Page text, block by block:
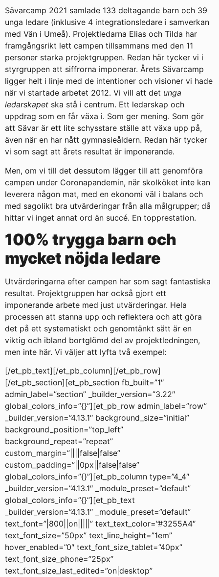
Sävarcamp 2021 samlade 133 deltagande barn och 39
unga ledare (inklusive 4 integrationsledare i samverkan
med Vän i Umeå). Projektledarna Elias och Tilda har
framgångsrikt lett campen tillsammans med den 11
personer starka projektgruppen. Redan här tycker vi i
styrgruppen att siffrorna imponerar. Årets Sävarcamp
ligger helt i linje med de intentioner och visioner vi hade
när vi startade arbetet 2012. Vi vill att det unga
ledarskapet ska stå i centrum. Ett ledarskap och
uppdrag som en får växa i. Som ger mening. Som gör
att Sävar är ett lite schysstare ställe att växa upp på,
även när en har nått gymnasieåldern. Redan här tycker
vi som sagt att årets resultat är imponerande.
Men, om vi till det dessutom lägger till att genomföra
campen under Coronapandemin, när skolköket inte kan
leverera någon mat, med en ekonomi väl i balans och
med sagolikt bra utvärderingar från alla målgrupper; då
hittar vi inget annat ord än succé. En topprestation.
100% trygga barn och
mycket nöjda ledare
Utvärderingarna efter campen har som sagt fantastiska
resultat. Projektgruppen har också gjort ett
imponerande arbete med just utvärderingar. Hela
processen att stanna upp och reflektera och att göra
det på ett systematiskt och genomtänkt sätt är en
viktig och ibland bortglömd del av projektledningen,
men inte här. Vi väljer att lyfta två exempel:
[/et_pb_text][/et_pb_column][/et_pb_row]
[/et_pb_section][et_pb_section fb_built=”1″
admin_label=”section” _builder_version=”3.22″
global_colors_info=”{}”][et_pb_row admin_label=”row”
_builder_version=”4.13.1″ background_size=”initial”
background_position=”top_left”
background_repeat=”repeat”
custom_margin=”||||false|false”
custom_padding=”||0px||false|false”
global_colors_info=”{}”][et_pb_column type=”4_4″
_builder_version=”4.13.1″ _module_preset=”default”
global_colors_info=”{}”][et_pb_text
_builder_version=”4.13.1″ _module_preset=”default”
text_font=”|800||on|||||” text_text_color=”#3255A4″
text_font_size=”50px” text_line_height=”1em”
hover_enabled=”0″ text_font_size_tablet=”40px”
text_font_size_phone=”25px”
text_font_size_last_edited=”on|desktop”